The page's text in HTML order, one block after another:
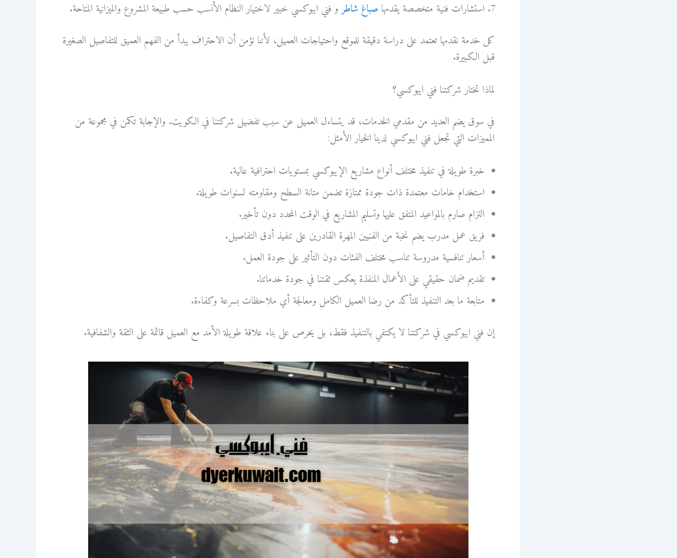
استشارات فنية متخصصة يقدمها صباغ شاطرو فني ايبوكسي خبير لاختيار النظام الأنسب حسب طبيعة المشروع والميزانية المتاحة.
كل خدمة نقدمها تعتمد على دراسة دقيقة للموقع واحتياجات العميل، لأننا نؤمن أن الاحتراف يبدأ من الفهم العميق للتفاصيل الصغيرة
قبل الكبيرة.
لماذا تختار شركتنا فني ايبوكسي؟
في سوق يضم العديد من مقدمي الخدمات، قد يتساءل العميل عن سبب تفضيل شركتنا في الكويت. والإجابة تكمن في مجموعة من
المميزات التي تجعل فني ايبوكسي لدينا الخيار الأمثل:
خبرة طويلة في تنفيذ مختلف أنواع مشاريع الإيبوكسي بمستويات احترافية عالية.
استخدام خامات معتمدة ذات جودة ممتازة تضمن متانة السطح ومقاومته لسنوات طويلة.
التزام صارم بالمواعيد المتفق عليها وتسليم المشاريع في الوقت المحدد دون تأخير.
فريق عمل مدرب يضم نخبة من الفنيين المهرة القادرين على تنفيذ أدق التفاصيل.
أسعار تنافسية مدروسة تناسب مختلف الفئات دون التأثير على جودة العمل.
تقديم ضمان حقيقي على الأعمال المنفذة يعكس ثقتنا في جودة خدماتنا.
متابعة ما بعد التنفيذ للتأكد من رضا العميل الكامل ومعالجة أي ملاحظات بسرعة وكفاءة.
إن فني ايبوكسي في شركتنا لا يكتفي بالتنفيذ فقط، بل يحرص على بناء علاقة طويلة الأمد مع العميل قائمة على الثقة والشفافية.